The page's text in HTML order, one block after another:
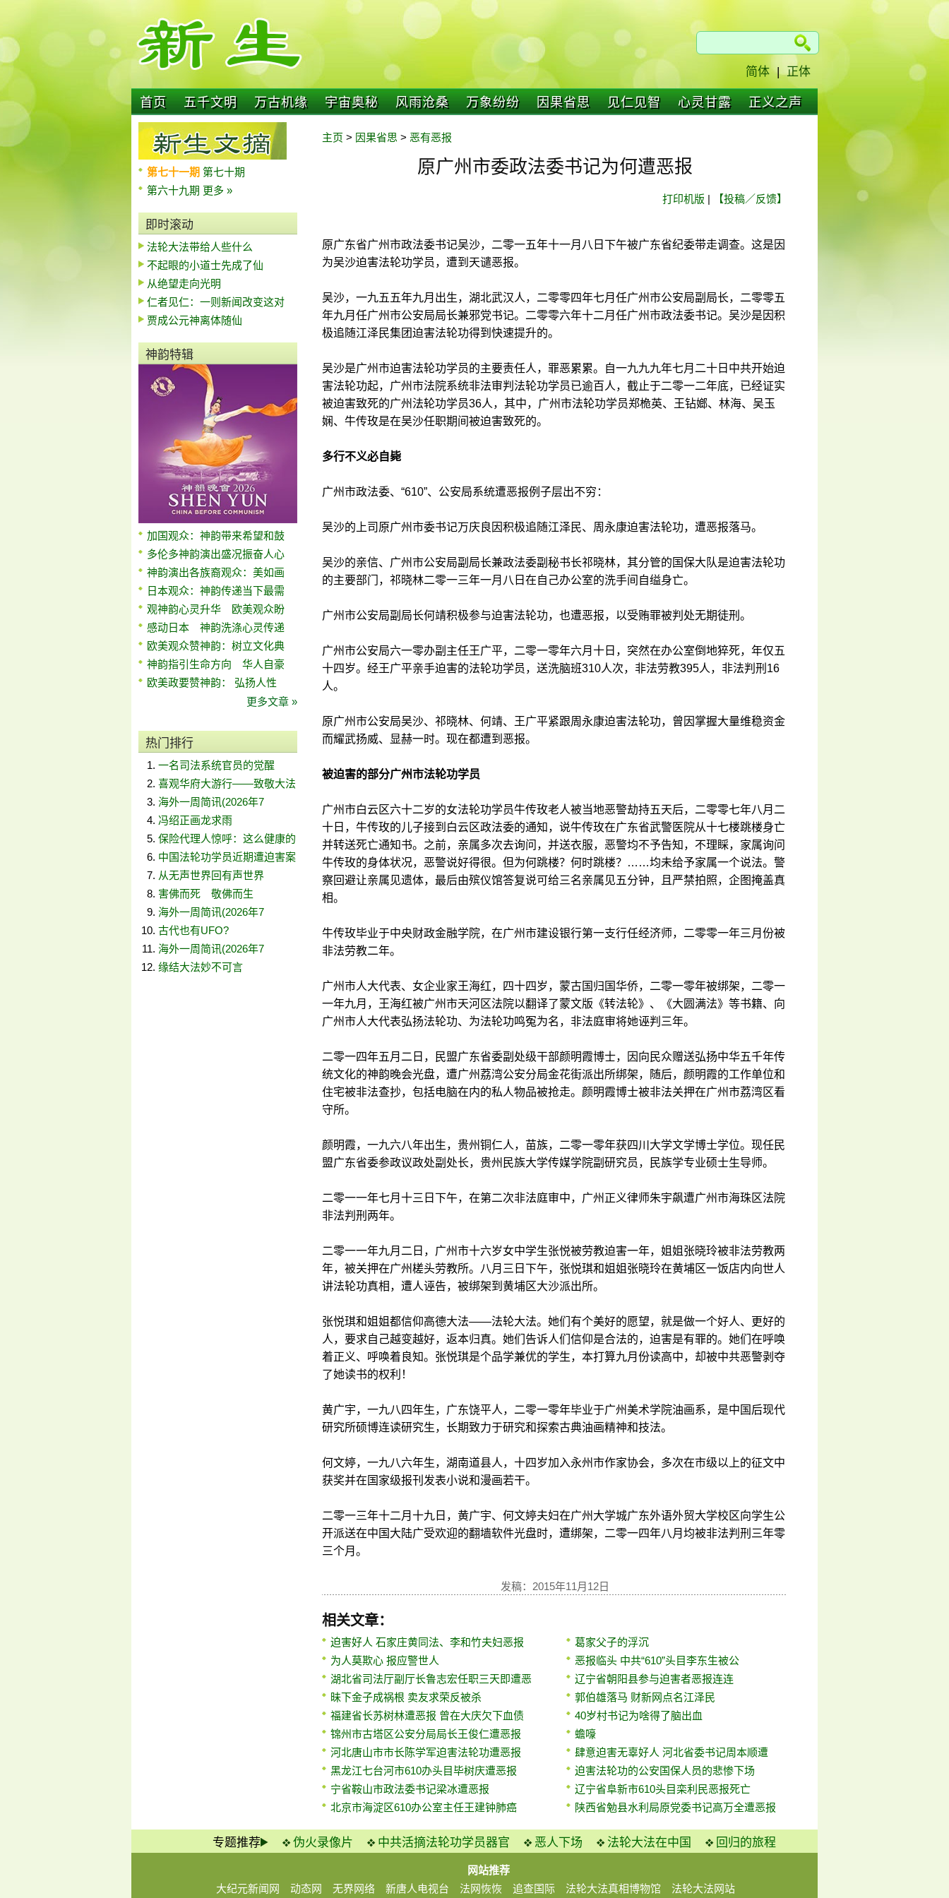
简体 | 正体
首页 五千文明 万古机缘 宇宙奥秘 风雨沧桑 万象纷纷 因果省思 见仁见智 心灵甘露 正义之声
第七十一期 第七十期
第六十九期 更多 »
即时滚动
法轮大法带给人些什么
不起眼的小道士先成了仙
从绝望走向光明
仁者见仁：一则新闻改变这对
贾成公元神离体随仙
神韵特辑
加国观众：神韵带来希望和鼓
多伦多神韵演出盛况振奋人心
神韵演出各族裔观众：美如画
日本观众：神韵传递当下最需
观神韵心灵升华 欧美观众盼
感动日本 神韵洗涤心灵传递
欧美观众赞神韵：树立文化典
神韵指引生命方向 华人自豪
欧美政要赞神韵： 弘扬人性
更多文章 »
热门排行
一名司法系统官员的觉醒
喜观华府大游行——致敬大法
海外一周简讯(2026年7
冯绍正画龙求雨
保险代理人惊呼：这么健康的
中国法轮功学员近期遭迫害案
从无声世界回有声世界
害佛而死 敬佛而生
海外一周简讯(2026年7
古代也有UFO?
海外一周简讯(2026年7
缘结大法妙不可言
主页 > 因果省思 > 恶有恶报
原广州市委政法委书记为何遭恶报
打印机版 | 【投稿／反馈】
原广东省广州市政法委书记吴沙，二零一五年十一月八日下午被广东省纪委带走调查。这是因
为吴沙迫害法轮功学员，遭到天谴恶报。
吴沙，一九五五年九月出生，湖北武汉人，二零零四年七月任广州市公安局副局长，二零零五
年九月任广州市公安局局长兼邪党书记。二零零六年十二月任广州市政法委书记。吴沙是因积
极追随江泽民集团迫害法轮功得到快速提升的。
吴沙是广州市迫害法轮功学员的主要责任人，罪恶累累。自一九九九年七月二十日中共开始迫
害法轮功起，广州市法院系统非法审判法轮功学员已逾百人，截止于二零一二年底，已经证实
被迫害致死的广州法轮功学员36人，其中，广州市法轮功学员郑桅英、王钻嫏、林海、吴玉
娴、牛传玫是在吴沙任职期间被迫害致死的。
多行不义必自毙
广州市政法委、“610”、公安局系统遭恶报例子层出不穷：
吴沙的上司原广州市委书记万庆良因积极追随江泽民、周永康迫害法轮功，遭恶报落马。
吴沙的亲信、广州市公安局副局长兼政法委副秘书长祁晓林，其分管的国保大队是迫害法轮功
的主要部门，祁晓林二零一三年一月八日在自己办公室的洗手间自缢身亡。
广州市公安局副局长何靖积极参与迫害法轮功，也遭恶报，以受贿罪被判处无期徒刑。
广州市公安局六一零办副主任王广平，二零一零年六月十日，突然在办公室倒地猝死，年仅五
十四岁。经王广平亲手迫害的法轮功学员，送洗脑班310人次，非法劳教395人，非法判刑16
人。
原广州市公安局吴沙、祁晓林、何靖、王广平紧跟周永康迫害法轮功，曾因掌握大量维稳资金
而耀武扬威、显赫一时。现在都遭到恶报。
被迫害的部分广州市法轮功学员
广州市白云区六十二岁的女法轮功学员牛传玫老人被当地恶警劫持五天后，二零零七年八月二
十日，牛传玫的儿子接到白云区政法委的通知，说牛传玫在广东省武警医院从十七楼跳楼身亡
并转送死亡通知书。之前，亲属多次去询问，并送衣服，恶警均不予告知，不理睬，家属询问
牛传玫的身体状况，恶警说好得很。但为何跳楼？何时跳楼？……均未给予家属一个说法。警
察回避让亲属见遗体，最后由殡仪馆答复说可给三名亲属见五分钟，且严禁拍照，企图掩盖真
相。
牛传玫毕业于中央财政金融学院，在广州市建设银行第一支行任经济师，二零零一年三月份被
非法劳教二年。
广州市人大代表、女企业家王海红，四十四岁，蒙古国归国华侨，二零一零年被绑架，二零一
一年九月，王海红被广州市天河区法院以翻译了蒙文版《转法轮》、《大圆满法》等书籍、向
广州市人大代表弘扬法轮功、为法轮功鸣冤为名，非法庭审将她诬判三年。
二零一四年五月二日，民盟广东省委副处级干部颜明霞博士，因向民众赠送弘扬中华五千年传
统文化的神韵晚会光盘，遭广州荔湾公安分局金花街派出所绑架，随后，颜明霞的工作单位和
住宅被非法查抄，包括电脑在内的私人物品被抢走。颜明霞博士被非法关押在广州市荔湾区看
守所。
颜明霞，一九六八年出生，贵州铜仁人，苗族，二零一零年获四川大学文学博士学位。现任民
盟广东省委参政议政处副处长，贵州民族大学传媒学院副研究员，民族学专业硕士生导师。
二零一一年七月十三日下午，在第二次非法庭审中，广州正义律师朱宇飙遭广州市海珠区法院
非法判刑两年。
二零一一年九月二日，广州市十六岁女中学生张悦被劳教迫害一年，姐姐张晓玲被非法劳教两
年，被关押在广州槎头劳教所。八月三日下午，张悦琪和姐姐张晓玲在黄埔区一饭店内向世人
讲法轮功真相，遭人诬告，被绑架到黄埔区大沙派出所。
张悦琪和姐姐都信仰高德大法——法轮大法。她们有个美好的愿望，就是做一个好人、更好的
人，要求自己越变越好，返本归真。她们告诉人们信仰是合法的，迫害是有罪的。她们在呼唤
着正义、呼唤着良知。张悦琪是个品学兼优的学生，本打算九月份读高中，却被中共恶警剥夺
了她读书的权利！
黄广宇，一九八四年生，广东饶平人，二零一零年毕业于广州美术学院油画系，是中国后现代
研究所硕博连读研究生，长期致力于研究和探索古典油画精神和技法。
何文婷，一九八六年生，湖南道县人，十四岁加入永州市作家协会，多次在市级以上的征文中
获奖并在国家级报刊发表小说和漫画若干。
二零一三年十二月十九日，黄广宇、何文婷夫妇在广州大学城广东外语外贸大学校区向学生公
开派送在中国大陆广受欢迎的翻墙软件光盘时，遭绑架，二零一四年八月均被非法判刑三年零
三个月。
发稿：2015年11月12日
相关文章：
迫害好人 石家庄黄同法、李和竹夫妇恶报
为人莫欺心 报应警世人
湖北省司法厅副厅长鲁志宏任职三天即遭恶
昧下金子成祸根 卖友求荣反被杀
福建省长苏树林遭恶报 曾在大庆欠下血债
锦州市古塔区公安分局局长王俊仁遭恶报
河北唐山市市长陈学军迫害法轮功遭恶报
黑龙江七台河市610办头目毕树庆遭恶报
宁省鞍山市政法委书记梁冰遭恶报
北京市海淀区610办公室主任王建钟肺癌
葛家父子的浮沉
恶报临头 中共“610”头目李东生被公
辽宁省朝阳县参与迫害者恶报连连
郭伯雄落马 财新网点名江泽民
40岁村书记为啥得了脑出血
蟾嚎
肆意迫害无辜好人 河北省委书记周本顺遭
迫害法轮功的公安国保人员的悲惨下场
辽宁省阜新市610头目栾利民恶报死亡
陕西省勉县水利局原党委书记高万全遭恶报
专题推荐 伪火录像片 中共活摘法轮功学员器官 恶人下场 法轮大法在中国 回归的旅程
网站推荐
大纪元新闻网
动态网 无界网络 新唐人电视台 法网恢恢 追查国际 法轮大法真相博物馆 法轮大法网站